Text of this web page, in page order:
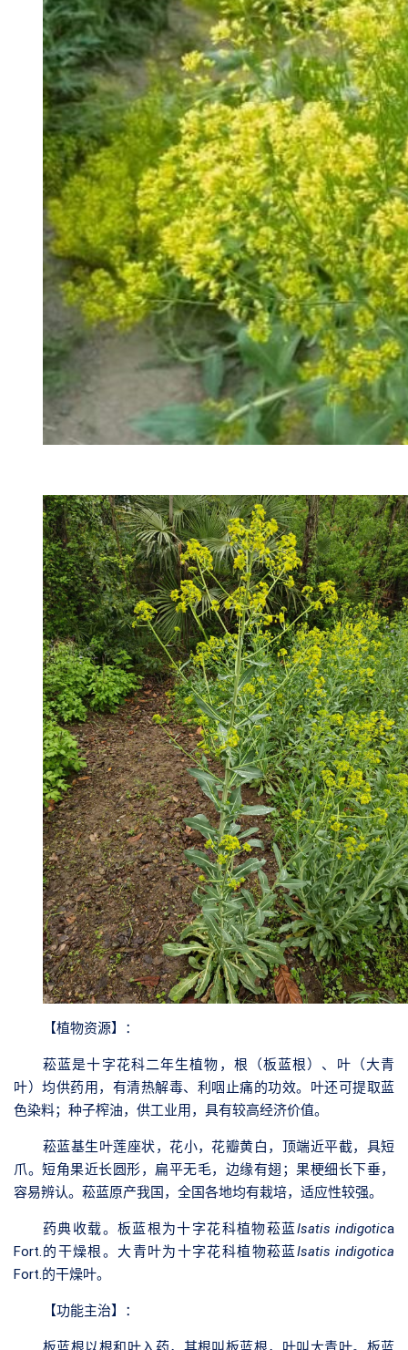
【植物资源】 ：
菘蓝是十字花科二年生植物，根（板蓝根）、叶（大青
叶）均供药用，有清热解毒、利咽止痛的功效。叶还可提取蓝
色染料；种子榨油，供工业用，具有较高经济价值。
菘蓝基生叶莲座状，花小，花瓣黄白，顶端近平截，具短
爪。短角果近长圆形，扁平无毛，边缘有翅；果梗细长下垂，
容易辨认。菘蓝原产我国，全国各地均有栽培，适应性较强。
药典收载。板蓝根为十字花科植物菘蓝Isatis indigotica
Fort.的干燥根。大青叶为十字花科植物菘蓝Isatis indigotica
Fort.的干燥叶。
【功能主治】 ：